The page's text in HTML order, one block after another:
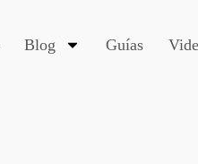
Blog Guías